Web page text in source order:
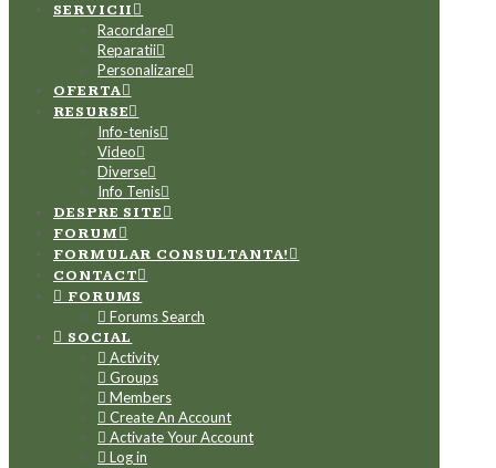
SERVICII
Racordare
Reparatii
Personalizare
OFERTA
RESURSE
Info-tenis
Video
Diverse
Info Tenis
DESPRE SITE
FORUM
FORMULAR CONSULTANTA!
CONTACT
FORUMS
Forums Search
SOCIAL
Activity
Groups
Members
Create An Account
Activate Your Account
Log in